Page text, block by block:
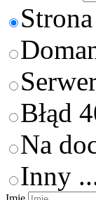
Błąd
Na
Inny